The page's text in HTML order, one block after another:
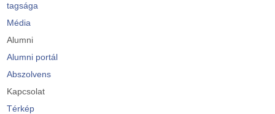
tagsága
Média
Alumni
Alumni portál
Abszolvens
Kapcsolat
Térkép